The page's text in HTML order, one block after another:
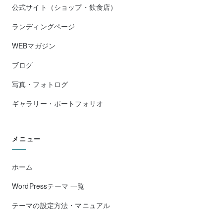
公式サイト（ショップ・飲食店）
ランディングページ
WEBマガジン
ブログ
写真・フォトログ
ギャラリー・ポートフォリオ
メニュー
ホーム
WordPressテーマ 一覧
テーマの設定方法・マニュアル